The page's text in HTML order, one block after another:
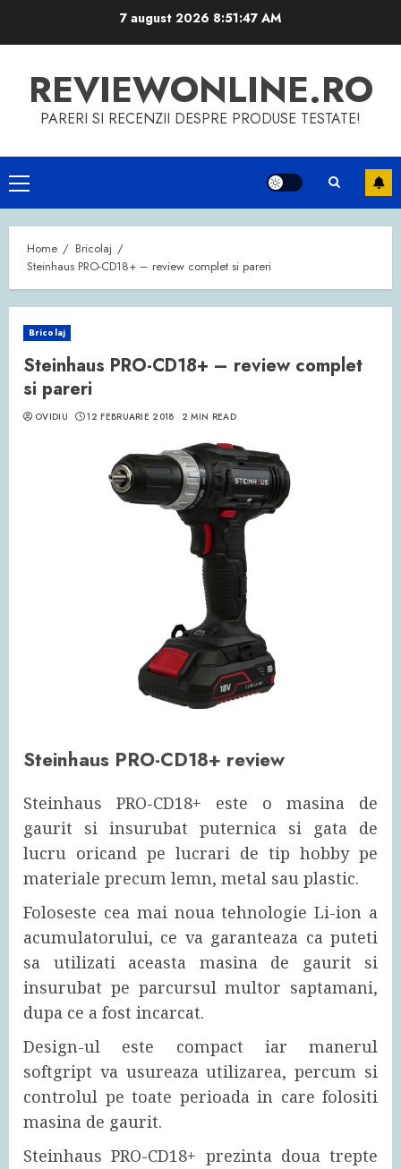
7 august 2026 8:51:48 AM
REVIEWONLINE.RO
PARERI SI RECENZII DESPRE PRODUSE TESTATE!
Primary
Menu
Home
Bricolaj
Steinhaus PRO-CD18+ – review complet si pareri
Bricolaj
Steinhaus PRO-CD18+ – review complet
si pareri
OVIDIU 12 FEBRUARIE 2018 2 MIN READ
Steinhaus PRO-CD18+ review
Steinhaus PRO-CD18+ este o masina de
gaurit si insurubat puternica si gata de
lucru oricand pe lucrari de tip hobby pe
materiale precum lemn, metal sau plastic.
Foloseste cea mai noua tehnologie Li-ion a
acumulatorului, ce va garanteaza ca puteti
sa utilizati aceasta masina de gaurit si
insurubat pe parcursul multor saptamani,
dupa ce a fost incarcat.
Design-ul este compact iar manerul
softgript va usureaza utilizarea, percum si
controlul pe toate perioada in care folositi
masina de gaurit.
Steinhaus PRO-CD18+ prezinta doua trepte